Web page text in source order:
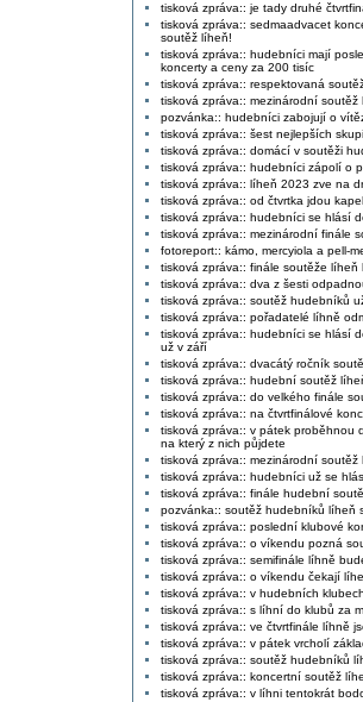
tisková zpráva:: je tady druhé
tisková zpráva:: sedmaadvacet
soutěž líheň!
tisková zpráva:: hudebníci mají
koncerty a ceny za 200 tisíc
tisková zpráva:: respektovaná
tisková zpráva:: mezinárodní
pozvánka:: hudebníci zabojují o
tisková zpráva:: šest nejlepších
tisková zpráva:: domácí v soutěži
tisková zpráva:: hudebníci zápolí o
tisková zpráva:: líheň 2023 zve na
tisková zpráva:: od čtvrtka jdou
tisková zpráva:: hudebníci se hlásí
tisková zpráva:: mezinárodní finále
fotoreport:: kámo, mercyiola a pell-
tisková zpráva:: finále soutěže líheň
tisková zpráva:: dva z šesti
tisková zpráva:: soutěž hudebníků
tisková zpráva:: pořadatelé líhně
tisková zpráva:: hudebníci se hlásí
už v září
tisková zpráva:: dvacátý ročník
tisková zpráva:: hudební soutěž
tisková zpráva:: do velkého finále
tisková zpráva:: na čtvrtfinálové
tisková zpráva:: v pátek proběhnou
na který z nich půjdete
tisková zpráva:: mezinárodní
tisková zpráva:: hudebníci už se
tisková zpráva:: finále hudební
pozvánka:: soutěž hudebníků líheň
tisková zpráva:: poslední klubové
tisková zpráva:: o víkendu pozná
tisková zpráva:: semifinále líhně
tisková zpráva:: o víkendu čekají
tisková zpráva:: v hudebních
tisková zpráva:: s líhní do klubů za
tisková zpráva:: ve čtvrtfinále líhně
tisková zpráva:: v pátek vrcholí
tisková zpráva:: soutěž hudebníků
tisková zpráva:: koncertní soutěž
tisková zpráva:: v líhni tentokrát